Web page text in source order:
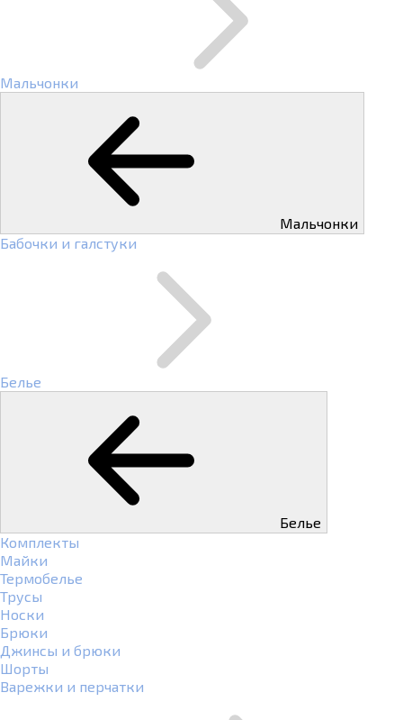
Мальчонки
Мальчонки
Бабочки и галстуки
Белье
Белье
Комплекты
Майки
Термобелье
Трусы
Носки
Брюки
Джинсы и брюки
Шорты
Варежки и перчатки